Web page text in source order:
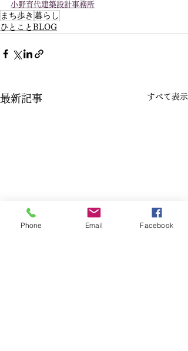
小野育代建築設計事務所
まち歩き 暮らし
ひとことBLOG
最新記事 すべて表示
Phone Email Facebook